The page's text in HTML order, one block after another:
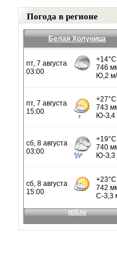
Погода в регионе
Белая Холуница